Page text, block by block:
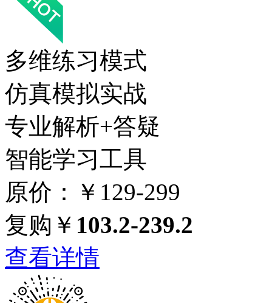
多维练习模式
仿真模拟实战
专业解析+答疑
智能学习工具
原价：￥129-299
复购￥ 103.2-239.2
查看详情